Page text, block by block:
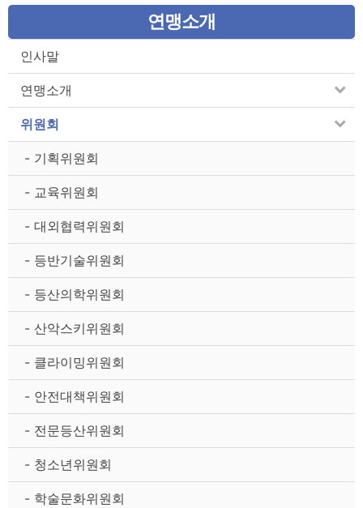
연맹소개
인사말
연맹소개
위원회
- 기획위원회
- 교육위원회
- 대외협력위원회
- 등반기술위원회
- 등산의학위원회
- 산악스키위원회
- 클라이밍위원회
- 안전대책위원회
- 전문등산위원회
- 청소년위원회
- 학술문화위원회